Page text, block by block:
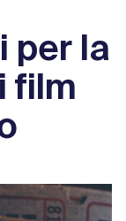
per la
film